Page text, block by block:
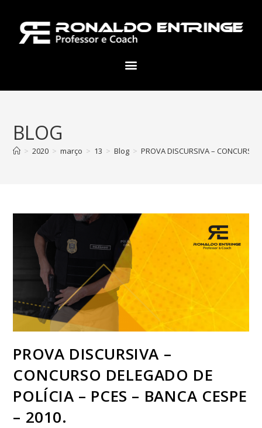
BLOG
> 2020 > março > 13 > Blog > PROVA DISCURSIVA – CONCURSO
PROVA DISCURSIVA –
CONCURSO DELEGADO DE
POLÍCIA – PCES – BANCA CESPE
– 2010.